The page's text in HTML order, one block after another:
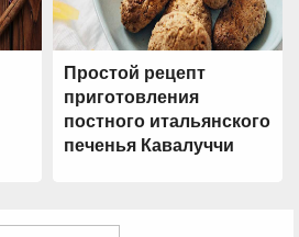
Простой рецепт
приготовления
постного итальянского
печенья Кавалуччи